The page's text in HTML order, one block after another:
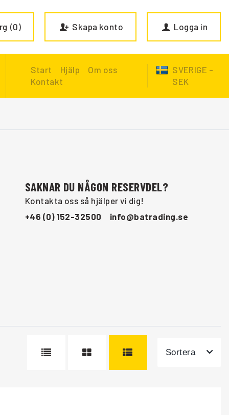
0 Skapa konto Logga in
Start Hjälp
Om oss
Kontakt
SVERIGE -
SEK
SAKNAR DU NÅGON RESERVDEL?
Kontakta oss så hjälper vi dig!
+46 (0) 152-32500
info@batrading.se
Sortera